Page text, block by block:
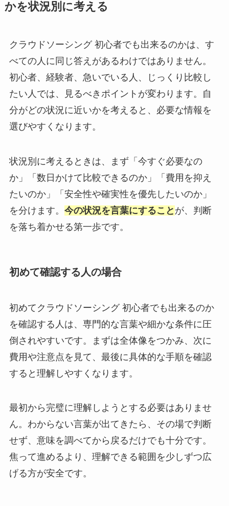
かを状況別に考える
クラウドソーシング 初心者でも出来るのかは、す
べての人に同じ答えがあるわけではありません。
初心者、経験者、急いでいる人、じっくり比較し
たい人では、見るべきポイントが変わります。自
分がどの状況に近いかを考えると、必要な情報を
選びやすくなります。
状況別に考えるときは、まず「今すぐ必要なの
か」「数日かけて比較できるのか」「費用を抑え
たいのか」「安全性や確実性を優先したいのか」
を分けます。 今の状況を言葉にすること が、判断
を落ち着かせる第一歩です。
初めて確認する人の場合
初めてクラウドソーシング 初心者でも出来るのか
を確認する人は、専門的な言葉や細かな条件に圧
倒されやすいです。まずは全体像をつかみ、次に
費用や注意点を見て、最後に具体的な手順を確認
すると理解しやすくなります。
最初から完璧に理解しようとする必要はありませ
ん。わからない言葉が出てきたら、その場で判断
せず、意味を調べてから戻るだけでも十分です。
焦って進めるより、理解できる範囲を少しずつ広
げる方が安全です。